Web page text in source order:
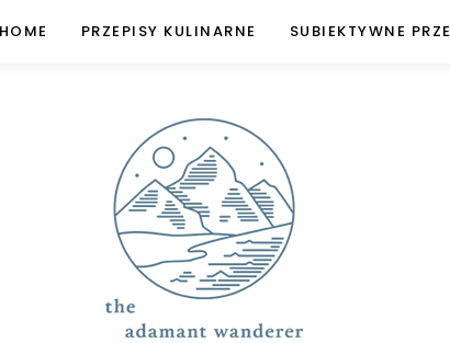
HOME PRZEPISY KULINARNE SUBIEKTYWNE